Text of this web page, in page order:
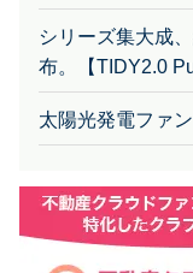
シリーズ集大成
布。【TIDY2.0
太陽光発電ファ